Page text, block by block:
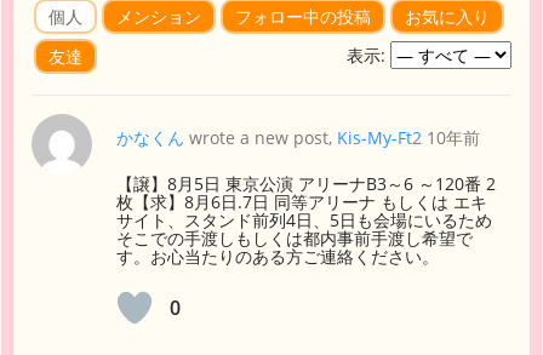
個人 メンション フォロー中の投稿
お気に入り
友達
表示:
かなくん wrote a new post, Kis-My-Ft2 10年前
【譲】8月5日 東京公演 アリーナB3～6 ～120番 2
枚【求】8月6日.7日 同等アリーナ もしくは エキ
サイト、スタンド前列4日、5日も会場にいるため
そこでの手渡しもしくは都内事前手渡し希望で
す。お心当たりのある方ご連絡ください。
0